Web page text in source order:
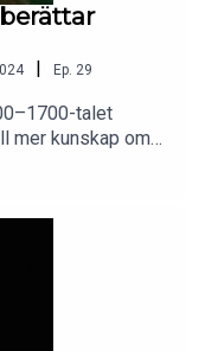
Ep. 29
talet
mer kunskap om
skillnad från i
fördelningen
Framstegs Lina
Tienken,
tyska vid
inte heller Lina
om